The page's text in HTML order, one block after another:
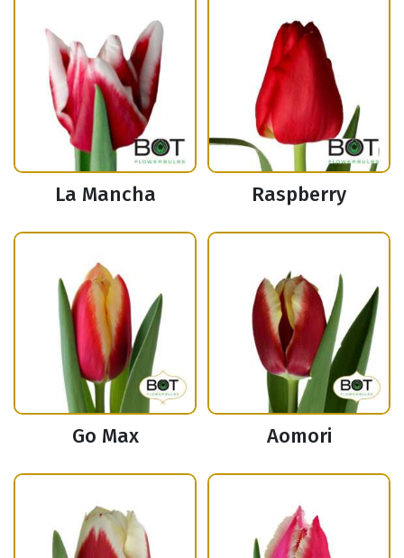
La Mancha Raspberry
Go Max Aomori